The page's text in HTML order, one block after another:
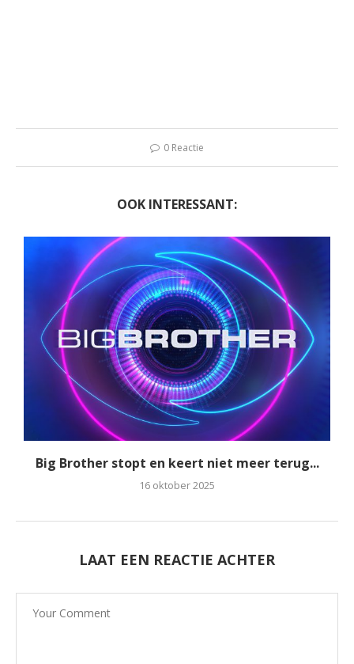
0 Reactie
OOK INTERESSANT:
Big Brother stopt en keert niet meer terug...
16 oktober 2025
LAAT EEN REACTIE ACHTER